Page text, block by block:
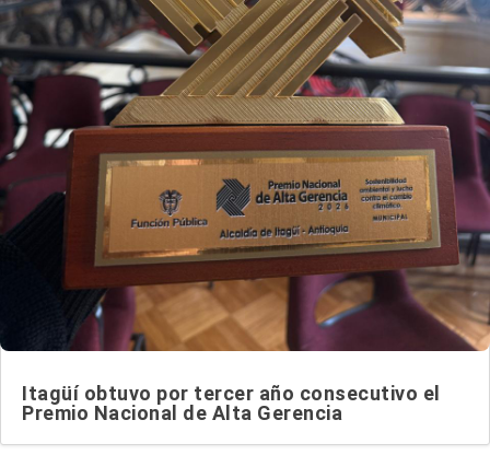
Itagüí obtuvo por tercer año consecutivo el
Premio Nacional de Alta Gerencia